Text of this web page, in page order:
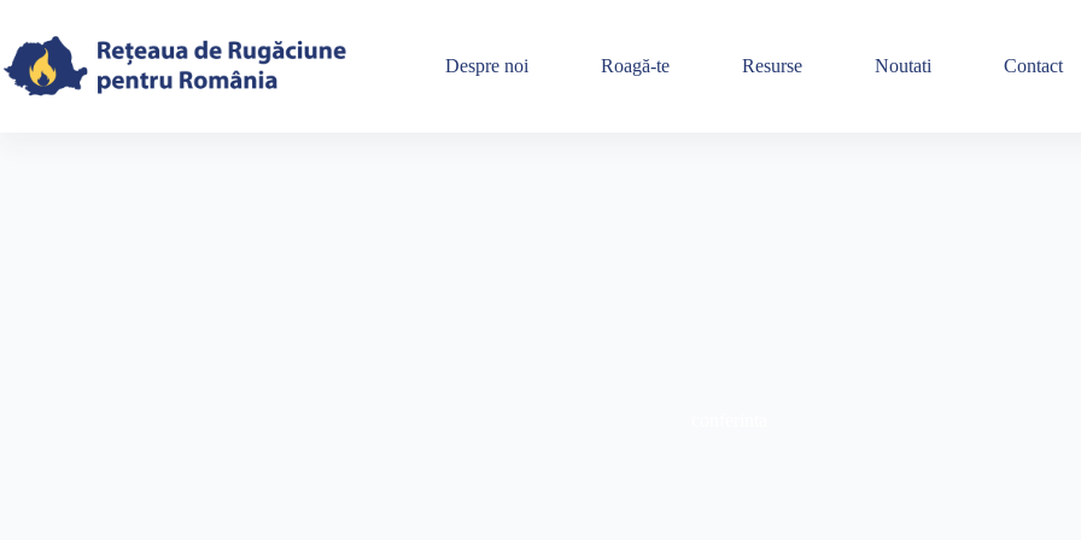
content
Despre noi Roagă-te Resurse Noutati Contact